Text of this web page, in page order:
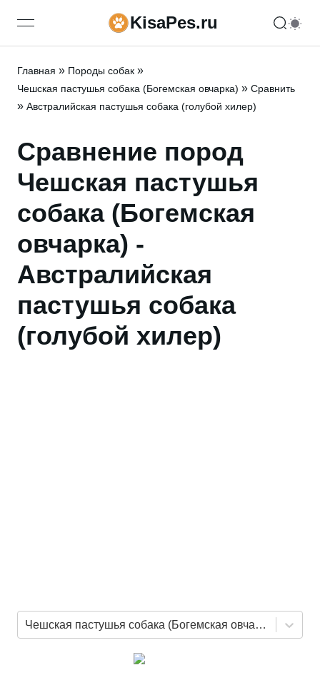
open navigation menuKisaPes.ru
Главная » Породы собак »
Чешская пастушья собака (Богемская овчарка) » Сравнить
» Австралийская пастушья собака (голубой хилер)
Сравнение пород
Чешская пастушья
собака (Богемская
овчарка) -
Австралийская
пастушья собака
(голубой хилер)
Чешская пастушья собака (Богемская овчарка)